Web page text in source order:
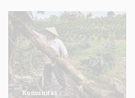
Komunitas